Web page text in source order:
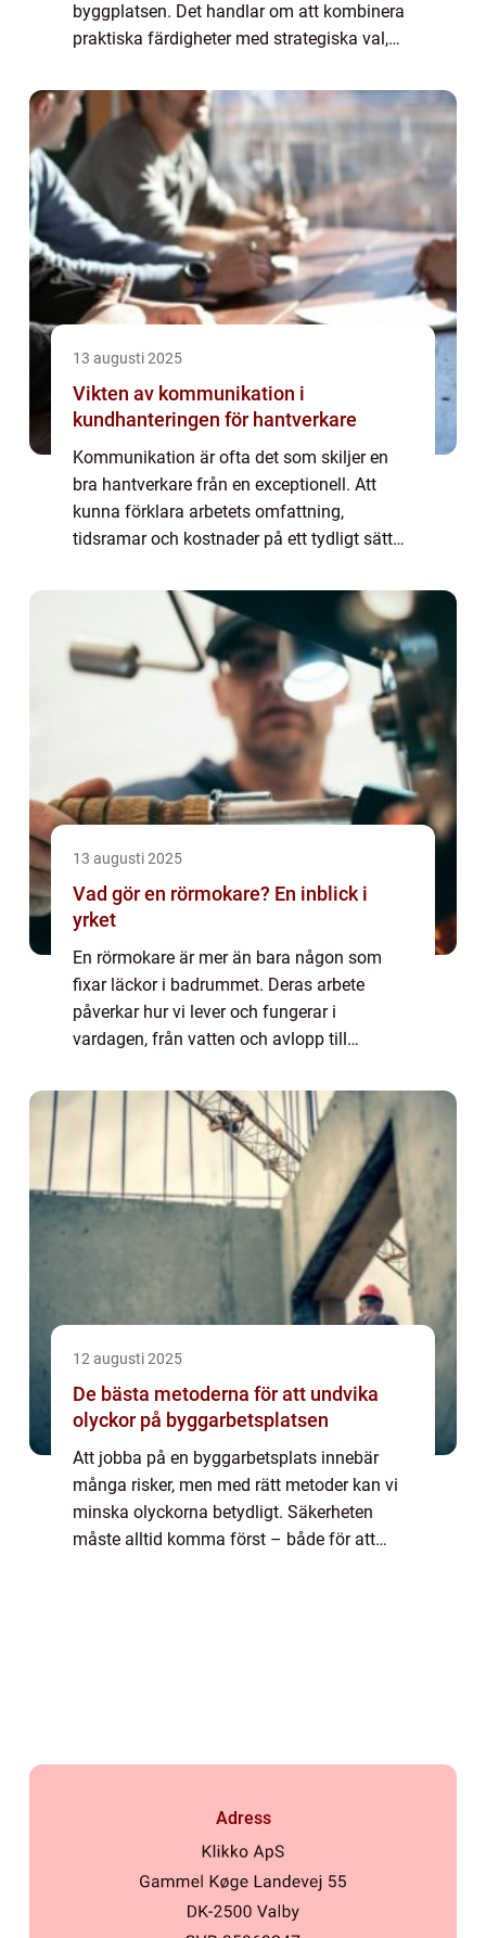
byggplatsen. Det handlar om att kombinera
praktiska färdigheter med strategiska val,
mer konkurren...
13 augusti 2025
Vikten av kommunikation i
kundhanteringen för hantverkare
Kommunikation är ofta det som skiljer en
bra hantverkare från en exceptionell. Att
kunna förklara arbetets omfattning,
tidsramar och kostnader på ett tydligt sätt
missf&oum...
13 augusti 2025
Vad gör en rörmokare? En inblick i
yrket
En rörmokare är mer än bara någon som
fixar läckor i badrummet. Deras arbete
påverkar hur vi lever och fungerar i
vardagen, från vatten och avlopp till
yrke...
12 augusti 2025
De bästa metoderna för att undvika
olyckor på byggarbetsplatsen
Att jobba på en byggarbetsplats innebär
många risker, men med rätt metoder kan vi
minska olyckorna betydligt. Säkerheten
måste alltid komma först – både för att
Adress